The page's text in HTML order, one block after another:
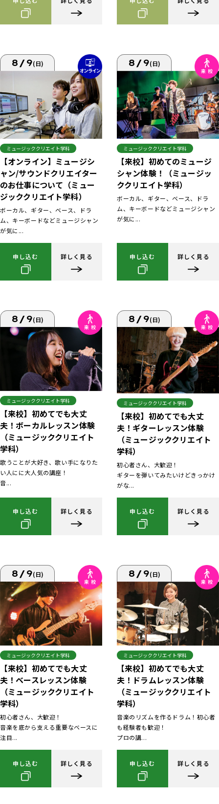
8/9(日)
ミュージッククリエイト学科
【オンライン】ミュージシ
ャン/サウンドクリエイター
のお仕事について（ミュー
ジッククリエイト学科）
ボーカル、ギター、ベース、ドラ
ム、キーボードなどミュージシャン
が気に...
申し込む 詳しく見る
8/9(日)
ミュージッククリエイト学科
【来校】初めてのミュージ
シャン体験！（ミュージッ
ククリエイト学科）
ボーカル、ギター、ベース、ドラ
ム、キーボードなどミュージシャン
が気に...
申し込む 詳しく見る
8/9(日)
ミュージッククリエイト学科
【来校】初めてでも大丈
夫！ボーカルレッスン体験
（ミュージッククリエイト
学科）
歌うことが大好き、歌い手になりた
い人にに大人気の講座！
音...
申し込む 詳しく見る
8/9(日)
ミュージッククリエイト学科
【来校】初めてでも大丈
夫！ギターレッスン体験
（ミュージッククリエイト
学科）
初心者さん、大歓迎！
ギターを弾いてみたいけどきっかけ
がな...
申し込む 詳しく見る
8/9(日)
ミュージッククリエイト学科
【来校】初めてでも大丈
夫！ベースレッスン体験
（ミュージッククリエイト
学科）
初心者さん、大歓迎！
音楽を底から支える重要なベースに
注目...
申し込む 詳しく見る
8/9(日)
ミュージッククリエイト学科
【来校】初めてでも大丈
夫！ドラムレッスン体験
（ミュージッククリエイト
学科）
音楽のリズムを作るドラム！初心者
も経験者も歓迎！
プロの講...
申し込む 詳しく見る